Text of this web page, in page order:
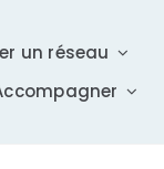
un réseau